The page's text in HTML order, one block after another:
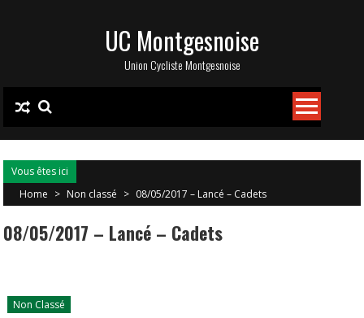
UC Montgesnoise
Union Cycliste Montgesnoise
Vous êtes ici
Home > Non classé > 08/05/2017 – Lancé – Cadets
08/05/2017 – Lancé – Cadets
Non Classé